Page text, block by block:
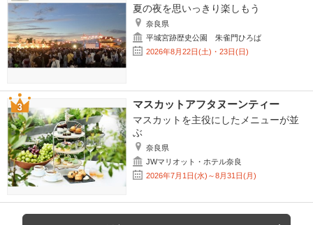
夏の夜を思いっきり楽しもう
奈良県
平城宮跡歴史公園 朱雀門ひろば
2026年8月22日(土)・23日(日)
マスカットアフタヌーンティー
マスカットを主役にしたメニューが並
ぶ
奈良県
JWマリオット・ホテル奈良
2026年7月1日(水)～8月31日(月)